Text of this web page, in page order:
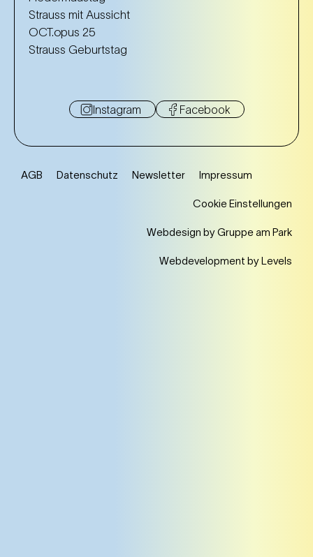
Strauss mit Aussicht
OCT.opus 25
Strauss Geburtstag
Instagram Facebook
AGB Datenschutz Newsletter Impressum
Cookie Einstellungen
Webdesign by Gruppe am Park
Webdevelopment by Levels